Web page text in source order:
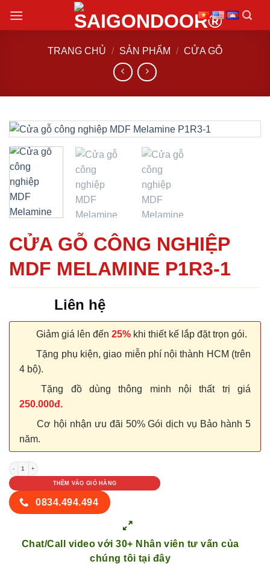
đến
TRANG CHỦ / SẢN PHẨM / CỬA GỖ
CỬA GỖ CÔNG NGHIỆP
MDF MELAMINE P1R3-1
Liên hệ
Giảm giá lên đến 25% khi thiết kế lắp đặt trọn gói.
Tặng phụ kiện, giao miễn phí nội thành HCM (trên
4 bộ).
Tặng đồ dùng thông minh nội thất trị giá
250.000đ.
Cơ hội nhận ưu đãi 50% Gói dịch vụ Bảo hành 5
năm.
CỬA GỖ CÔNG NGHIỆP MDF MELAMINE P1R3-1 số lượng
THÊM VÀO GIỎ HÀNG
0834.494.494
Chat/Call video với 30+ Nhân viên tư vấn của
chúng tôi tại đây